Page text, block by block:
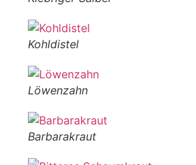
Kohldistel
Löwenzahn
Barbarakraut